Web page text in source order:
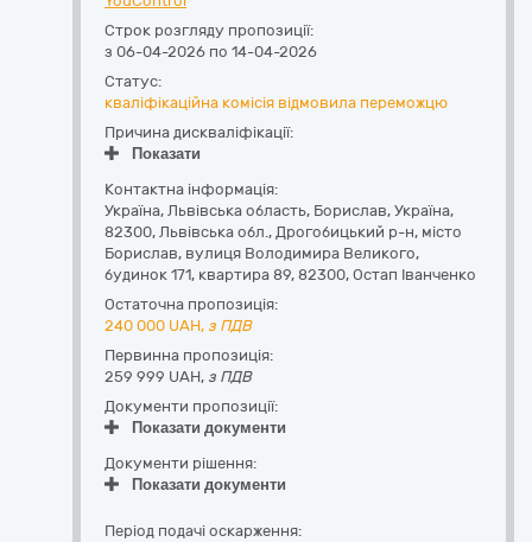
Строк розгляду пропозиції:
з 06-04-2026 по 14-04-2026
Статус:
кваліфікаційна комісія відмовила переможцю
Причина дискваліфікації:
Показати
Контактна інформація:
Україна, Львівська область, Борислав, Україна,
82300, Львівська обл., Дрогобицький р-н, місто
Борислав, вулиця Володимира Великого,
будинок 171, квартира 89, 82300, Остап Іванченко
Остаточна пропозиція:
240 000 UAH, з ПДВ
Первинна пропозиція:
259 999 UAH, з ПДВ
Документи пропозиції:
Показати документи
Документи рішення:
Показати документи
Період подачі оскарження: